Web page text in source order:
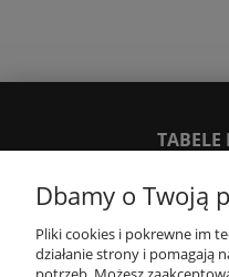
SPOSOBY PŁATNOŚCI
Dbamy o Twoją
Pliki cookies i pokrewne im
działanie strony i pomagają